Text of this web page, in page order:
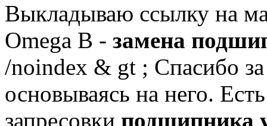
Выкладываю ссылку на
Omega B - замена
/noindex & gt ; Спасибо
основываясь на него.
запресовки подшипника